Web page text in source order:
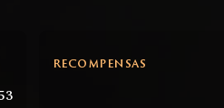
RECOMPENSAS